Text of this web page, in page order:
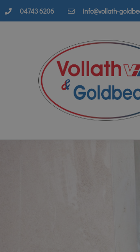
04743 6206 info@vollath-